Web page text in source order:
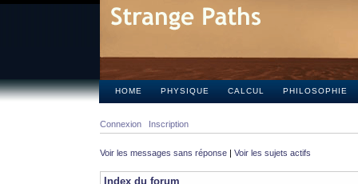
HOME PHYSIQUE CALCUL PHILOSOPHIE
Connexion Inscription
Voir les messages sans réponse | Voir les sujets actifs
Index du forum